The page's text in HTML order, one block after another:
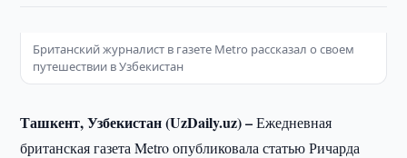
Британский журналист в газете Metro рассказал о своем
путешествии в Узбекистан
Ташкент, Узбекистан (UzDaily.uz) –Ежедневная
британская газета Metro опубликовала статью Ричарда